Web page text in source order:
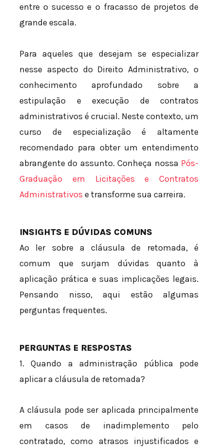
entre o sucesso e o fracasso de projetos de
grande escala.
Para aqueles que desejam se especializar
nesse aspecto do Direito Administrativo, o
conhecimento aprofundado sobre a
estipulação e execução de contratos
administrativos é crucial. Neste contexto, um
curso de especialização é altamente
recomendado para obter um entendimento
abrangente do assunto. Conheça nossa Pós-
Graduação em Licitações e Contratos
Administrativos e transforme sua carreira.
INSIGHTS E DÚVIDAS COMUNS
Ao ler sobre a cláusula de retomada, é
comum que surjam dúvidas quanto à
aplicação prática e suas implicações legais.
Pensando nisso, aqui estão algumas
perguntas frequentes.
PERGUNTAS E RESPOSTAS
1. Quando a administração pública pode
aplicar a cláusula de retomada?
A cláusula pode ser aplicada principalmente
em casos de inadimplemento pelo
contratado, como atrasos injustificados e